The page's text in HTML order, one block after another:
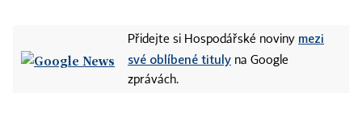
Přidejte si Hospodářské noviny mezi
své oblíbené tituly na Google
zprávách.